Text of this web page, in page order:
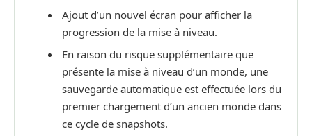
Ajout d’un nouvel écran pour afficher la
progression de la mise à niveau.
En raison du risque supplémentaire que
présente la mise à niveau d’un monde, une
sauvegarde automatique est effectuée lors du
premier chargement d’un ancien monde dans
ce cycle de snapshots.